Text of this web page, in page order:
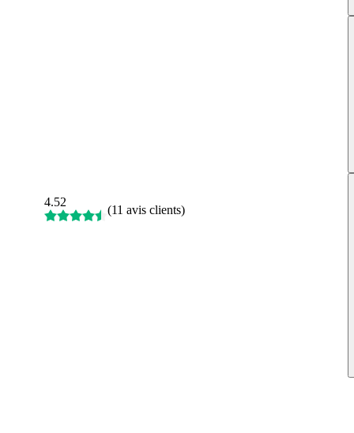
4.52
(11 avis clients)